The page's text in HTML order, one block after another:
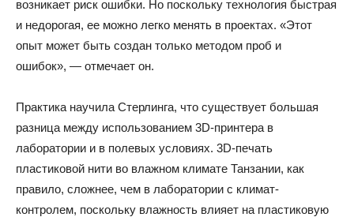
возникает риск ошибки. Но поскольку технология быстрая
и недорогая, ее можно легко менять в проектах. «Этот
опыт может быть создан только методом проб и
ошибок», — отмечает он.
Практика научила Стерлинга, что существует большая
разница между использованием 3D-принтера в
лаборатории и в полевых условиях. 3D-печать
пластиковой нити во влажном климате Танзании, как
правило, сложнее, чем в лаборатории с климат-
контролем, поскольку влажность влияет на пластиковую